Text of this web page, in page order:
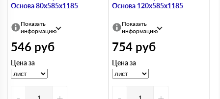
Основа 80х585х1185
Показать
информацию
546 руб
Цена за
Основа 120х585х1185
Показать
информацию
754 руб
Цена за